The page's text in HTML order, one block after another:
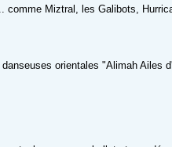
Miztral, les Galibots,
orientales "Alimah